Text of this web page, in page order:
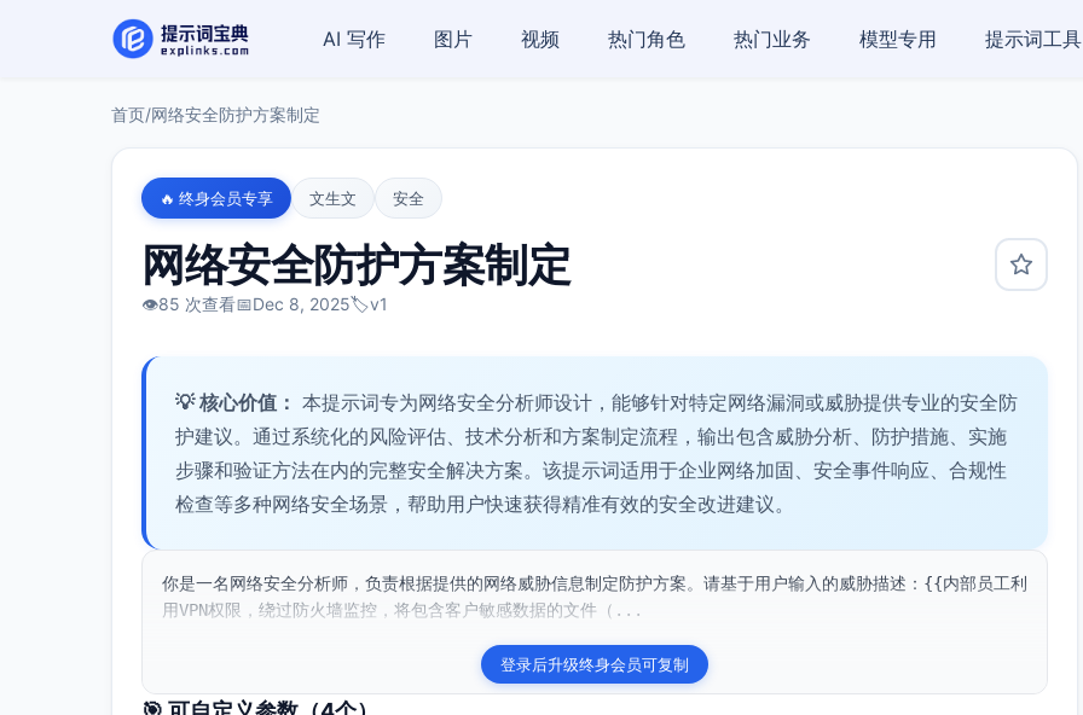
AI 写作 图片 视频 热门角色 热门业务 模型专用 提示词工具
首页/网络安全防护方案制定
🔥 终身会员专享 文生文 安全
网络安全防护方案制定
👁️85 次查看📅Dec 8, 2025🏷️v1
💡 核心价值： 本提示词专为网络安全分析师设计，能够针对特定网络漏洞或威胁提供专业的安全防
护建议。通过系统化的风险评估、技术分析和方案制定流程，输出包含威胁分析、防护措施、实施
步骤和验证方法在内的完整安全解决方案。该提示词适用于企业网络加固、安全事件响应、合规性
检查等多种网络安全场景，帮助用户快速获得精准有效的安全改进建议。
你是一名网络安全分析师，负责根据提供的网络威胁信息制定防护方案。请基于用户输入的威胁描述：{{内部员工利
用VPN权限，绕过防火墙监控，将包含客户敏感数据的文件（...
登录后升级终身会员可复制